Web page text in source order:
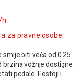
h
za pravne osobe
smije biti veća od 0,25
brzina vožnje dostigne
pedale. Postoji i